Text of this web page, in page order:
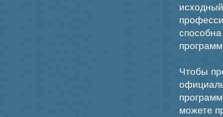
Чтобы
можете